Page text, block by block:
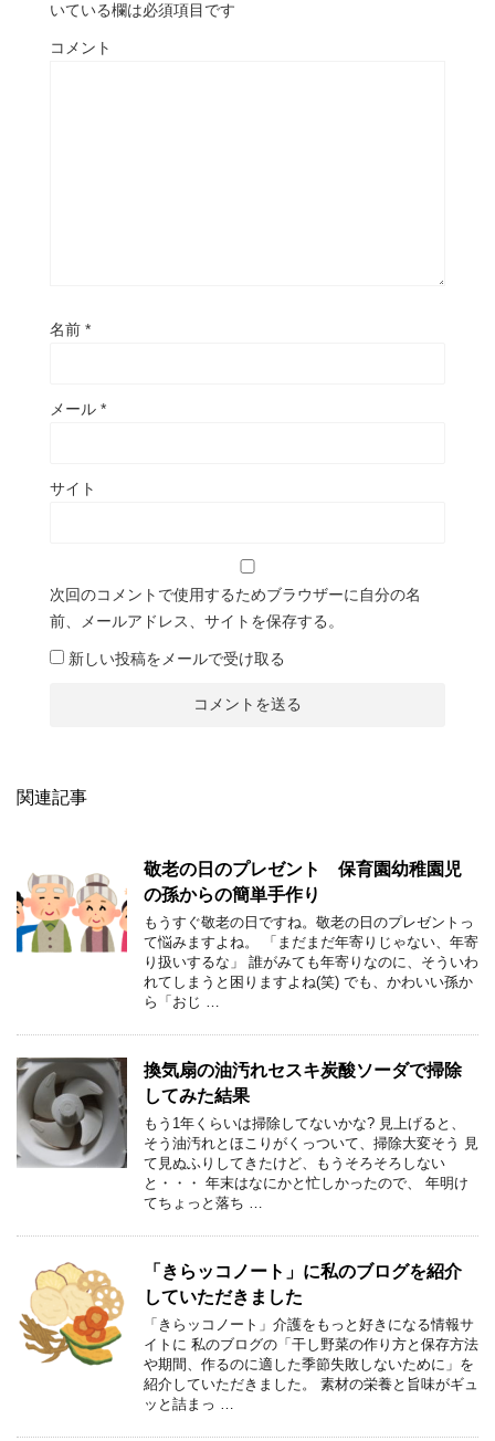
いている欄は必須項目です
コメント
名前 *
メール *
サイト
次回のコメントで使用するためブラウザーに自分の名
前、メールアドレス、サイトを保存する。
新しい投稿をメールで受け取る
関連記事
敬老の日のプレゼント 保育園幼稚園児
の孫からの簡単手作り
もうすぐ敬老の日ですね。敬老の日のプレゼントっ
て悩みますよね。 「まだまだ年寄りじゃない、年寄
り扱いするな」 誰がみても年寄りなのに、そういわ
れてしまうと困りますよね(笑) でも、かわいい孫か
ら「おじ …
換気扇の油汚れセスキ炭酸ソーダで掃除
してみた結果
もう1年くらいは掃除してないかな? 見上げると、
そう油汚れとほこりがくっついて、掃除大変そう 見
て見ぬふりしてきたけど、もうそろそろしない
と・・・ 年末はなにかと忙しかったので、 年明け
てちょっと落ち …
「きらッコノート」に私のブログを紹介
していただきました
「きらッコノート」介護をもっと好きになる情報サ
イトに 私のブログの「干し野菜の作り方と保存方法
や期間、作るのに適した季節失敗しないために」を
紹介していただきました。 素材の栄養と旨味がギュ
ッと詰まっ …